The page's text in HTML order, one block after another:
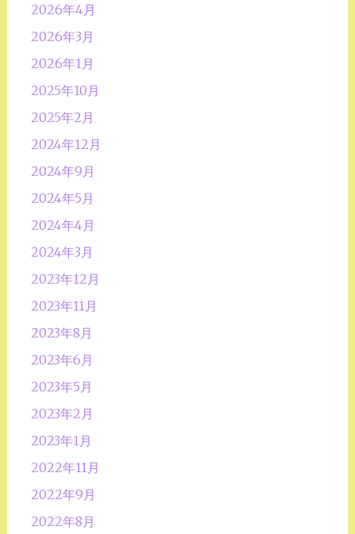
2026年4月
2026年3月
2026年1月
2025年10月
2025年2月
2024年12月
2024年9月
2024年5月
2024年4月
2024年3月
2023年12月
2023年11月
2023年8月
2023年6月
2023年5月
2023年2月
2023年1月
2022年11月
2022年9月
2022年8月